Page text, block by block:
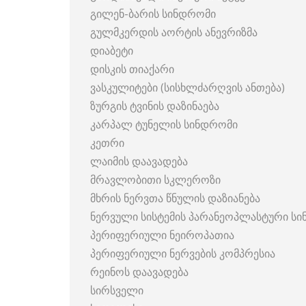
გილენ-ბარის სინდრომი
გულმკერდის აორტის ანევრიზმა
დიაბეტი
დისკის თიაქარი
ვასკულიტები (სისხლძარღვის ანთება)
ზურგის ტვინის დაზინაება
კარპალ ტუნელის სინდრომი
კეთრი
ლაიმის დაავადება
მრავლობითი სკლეროზი
მხრის ნერვთა წნულის დაზიანება
ნერვული სისტემის პარანეოპლასტური
პერიფერიული ნეიროპათია
პერიფერიული ნერვების კომპრესია
რეინოს დაავადება
სირსველი